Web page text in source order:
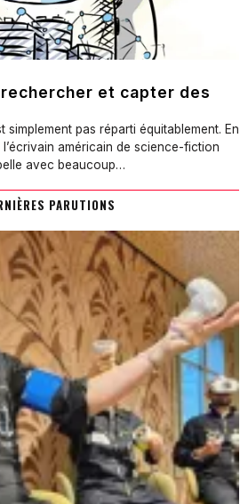
rechercher et capter des
simplement pas réparti équitablement. En
américain de science-fiction
avec beaucoup…
PARUTIONS